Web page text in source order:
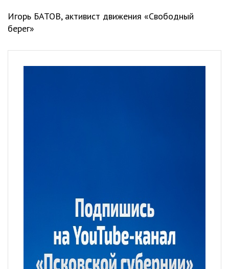
Игорь БАТОВ, активист движения «Свободный
берег»